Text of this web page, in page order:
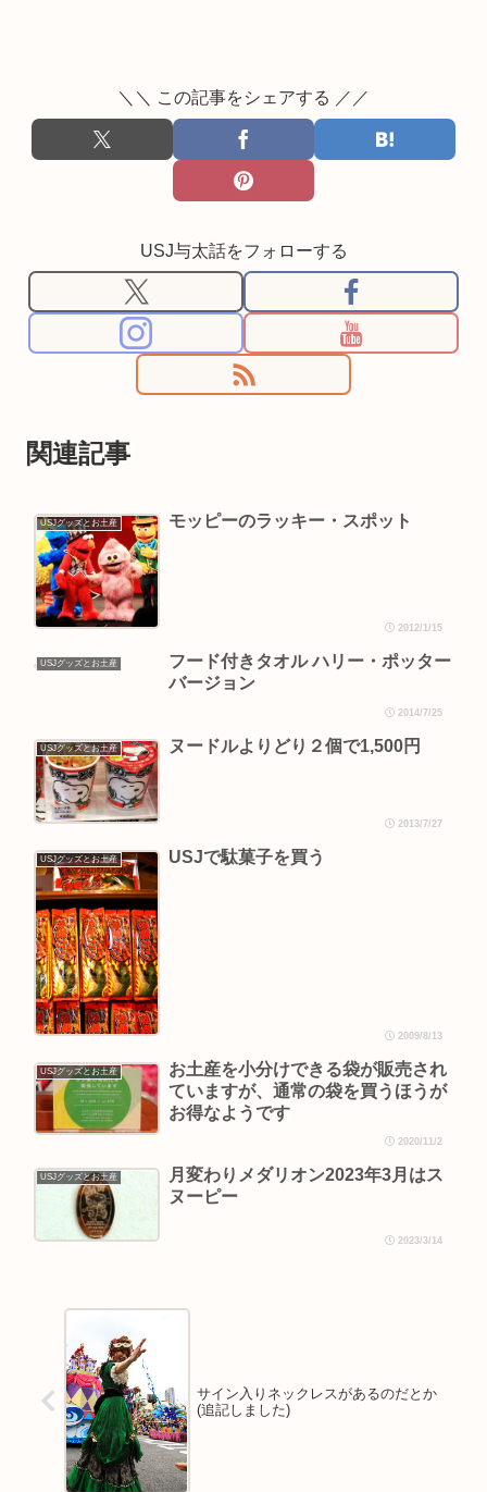
＼＼ この記事をシェアする ／／
USJ与太話をフォローする
関連記事
USJグッズとお土産 モッピーのラッキー・スポット
2012/1/15
USJグッズとお土産
フード付きタオル ハリー・ポッター
バージョン
2014/7/25
USJグッズとお土産 ヌードルよりどり２個で1,500円
2013/7/27
USJグッズとお土産 USJで駄菓子を買う
2009/8/13
USJグッズとお土産
お土産を小分けできる袋が販売され
ていますが、通常の袋を買うほうが
お得なようです
2020/11/2
USJグッズとお土産
月変わりメダリオン2023年3月はス
ヌーピー
2023/3/14
サイン入りネックレスがあるのだとか
(追記しました)